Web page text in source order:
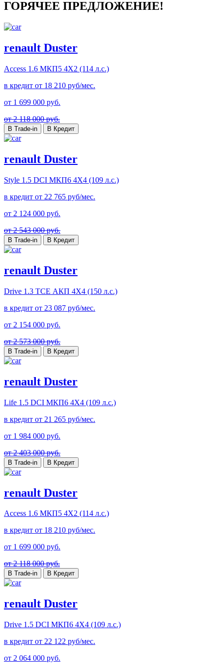
ГОРЯЧЕЕ ПРЕДЛОЖЕНИЕ!
renault Duster
Access 1.6 МКП5 4Х2 (114 л.с.)
в кредит от 18 210 руб/мес.
от 1 699 000 руб.
от 2 118 000 руб.
В Trade-in В Кредит
renault Duster
Style 1.5 DCI МКП6 4Х4 (109 л.с.)
в кредит от 22 765 руб/мес.
от 2 124 000 руб.
от 2 543 000 руб.
В Trade-in В Кредит
renault Duster
Drive 1.3 TCE АКП 4Х4 (150 л.с.)
в кредит от 23 087 руб/мес.
от 2 154 000 руб.
от 2 573 000 руб.
В Trade-in В Кредит
renault Duster
Life 1.5 DCI МКП6 4Х4 (109 л.с.)
в кредит от 21 265 руб/мес.
от 1 984 000 руб.
от 2 403 000 руб.
В Trade-in В Кредит
renault Duster
Access 1.6 МКП5 4Х2 (114 л.с.)
в кредит от 18 210 руб/мес.
от 1 699 000 руб.
от 2 118 000 руб.
В Trade-in В Кредит
renault Duster
Drive 1.5 DCI МКП6 4Х4 (109 л.с.)
в кредит от 22 122 руб/мес.
от 2 064 000 руб.